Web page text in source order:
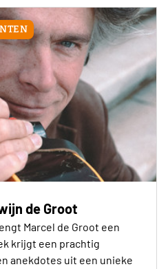
de Groot
Marcel de Groot een
krijgt een prachtig
anekdotes uit een unieke